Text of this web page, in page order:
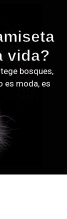
vida?
bosques,
es moda, es